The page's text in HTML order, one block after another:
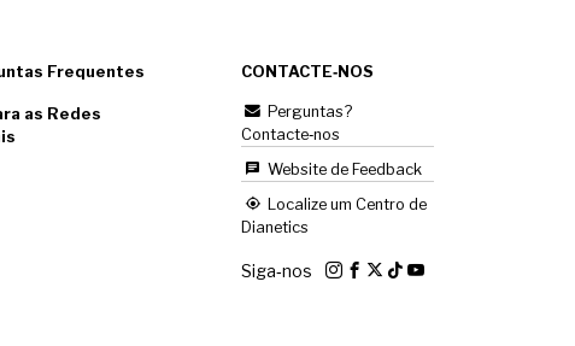
Frequentes
as Redes
CONTACTE‑NOS
Perguntas?
Contacte‑nos
Website de Feedback
Localize um Centro de
Dianetics
Siga‑nos